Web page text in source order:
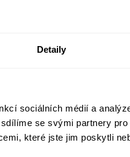
Detaily
sociálních médií a
se svými partnery
které jste jim poskytli